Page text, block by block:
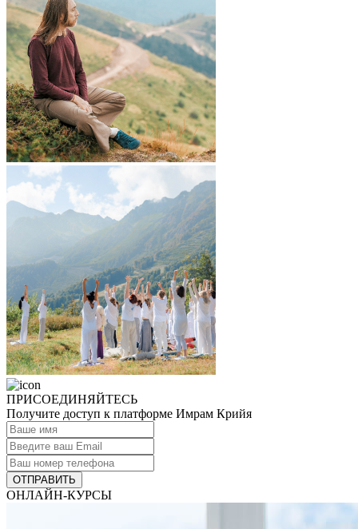
ПРИСОЕДИНЯЙТЕСЬ
Получите доступ к платформе Имрам Крийя
ОТПРАВИТЬ
ОНЛАЙН-КУРСЫ